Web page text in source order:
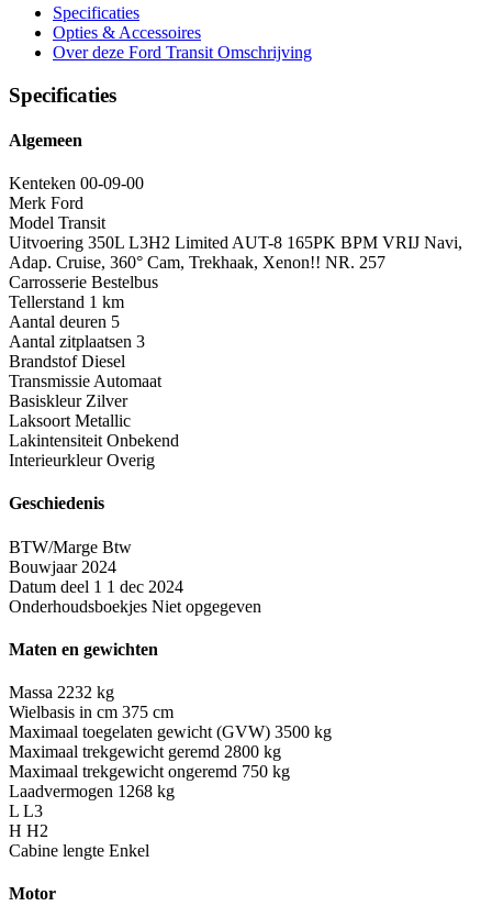
Specificaties
Opties & Accessoires
Over deze Ford Transit Omschrijving
Specificaties
Algemeen
Kenteken 00-09-00
Merk Ford
Model Transit
Uitvoering 350L L3H2 Limited AUT-8 165PK BPM VRIJ Navi,
Adap. Cruise, 360° Cam, Trekhaak, Xenon!! NR. 257
Carrosserie Bestelbus
Tellerstand 1 km
Aantal deuren 5
Aantal zitplaatsen 3
Brandstof Diesel
Transmissie Automaat
Basiskleur Zilver
Laksoort Metallic
Lakintensiteit Onbekend
Interieurkleur Overig
Geschiedenis
BTW/Marge Btw
Bouwjaar 2024
Datum deel 1 1 dec 2024
Onderhoudsboekjes Niet opgegeven
Maten en gewichten
Massa 2232 kg
Wielbasis in cm 375 cm
Maximaal toegelaten gewicht (GVW) 3500 kg
Maximaal trekgewicht geremd 2800 kg
Maximaal trekgewicht ongeremd 750 kg
Laadvermogen 1268 kg
L L3
H H2
Cabine lengte Enkel
Motor